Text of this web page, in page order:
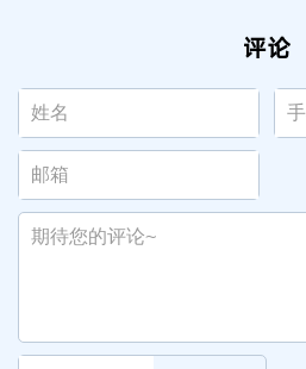
评论